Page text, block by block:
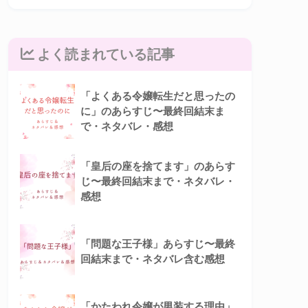
よく読まれている記事
「よくある令嬢転生だと思ったの
に」のあらすじ〜最終回結末ま
で・ネタバレ・感想
「皇后の座を捨てます」のあらす
じ〜最終回結末まで・ネタバレ・
感想
「問題な王子様」あらすじ〜最終
回結末まで・ネタバレ含む感想